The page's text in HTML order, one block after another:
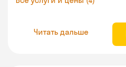
Читать дальше